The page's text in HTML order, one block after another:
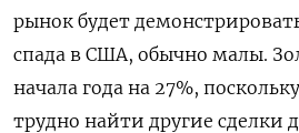
рынок будет
спада в США, обычно малы.
начала года на 27%,
трудно найти другие сделки